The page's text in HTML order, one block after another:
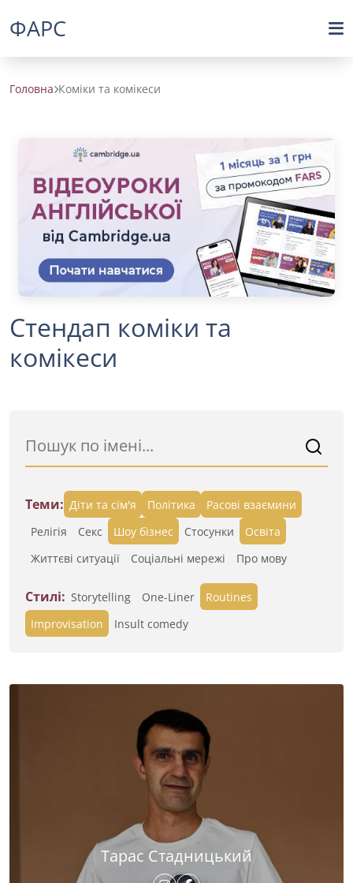
ФАРС
Головна Коміки та комікеси
Стендап коміки та
комікеси
Теми: Діти та сім'я Політика
Расові взаємини
Релігія
Секс Шоу бізнес Стосунки
Освіта
Життєві ситуації
Cоціальні мережі Про мову
Стилі: Storytelling One-Liner
Routines
Improvisation
Insult comedy
Тарас Стадницький